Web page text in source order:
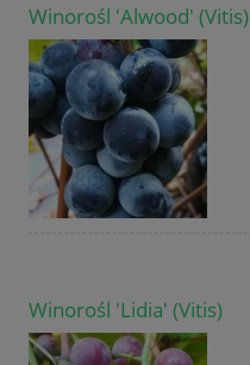
Winorośl 'Alwood' (Vitis)
Winorośl 'Lidia' (Vitis)